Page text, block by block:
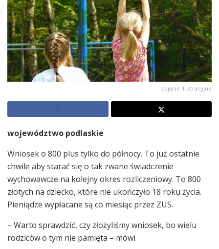
zdjęcie ilustracyjne
województwo podlaskie
Wniosek o 800 plus tylko do północy. To już ostatnie
chwile aby starać się o tak zwane świadczenie
wychowawcze na kolejny okres rozliczeniowy. To 800
złotych na dziecko, które nie ukończyło 18 roku życia.
Pieniądze wypłacane są co miesiąc przez ZUS.
– Warto sprawdzić, czy złożyliśmy wniosek, bo wielu
rodziców o tym nie pamięta – mówi